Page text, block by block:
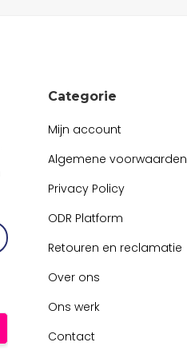
Categorie
Mijn account
Algemene voorwaarden
Privacy Policy
ODR Platform
Retouren en reclamatie
Over ons
Ons werk
Contact